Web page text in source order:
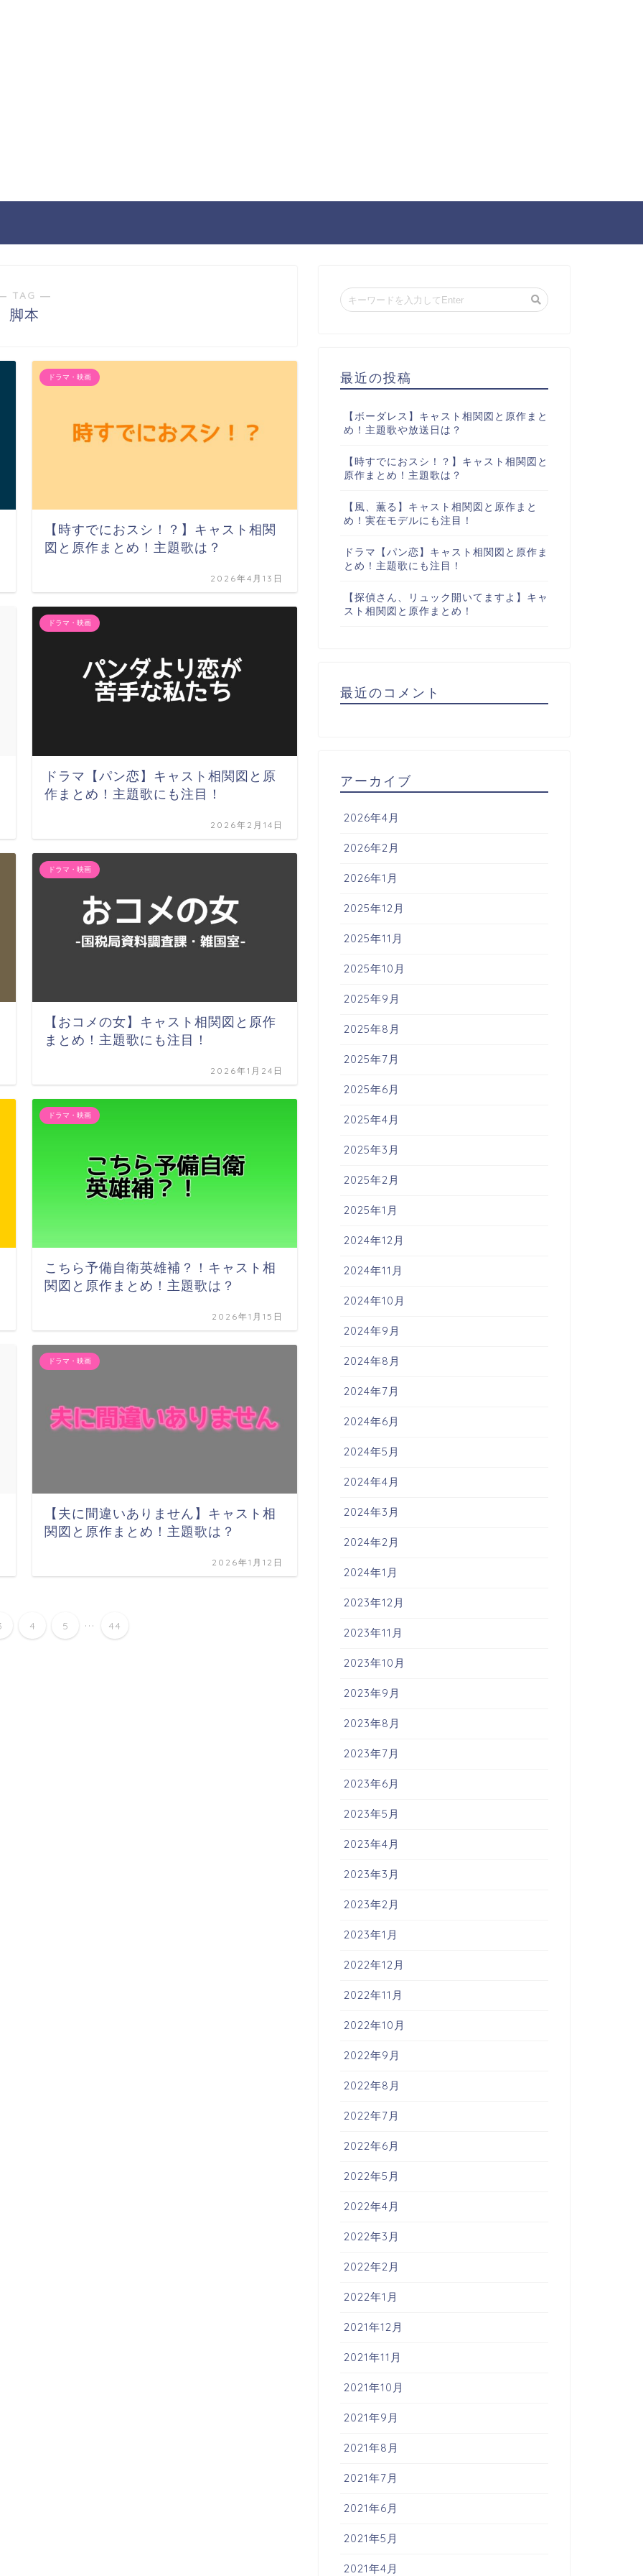
TAG ―
脚本
ドラマ・映画
【時すでにおスシ！？】キャスト相関
図と原作まとめ！主題歌は？
2026年4月13日
ドラマ・映画
ドラマ【パン恋】キャスト相関図と原
作まとめ！主題歌にも注目！
2026年2月14日
ドラマ・映画
【おコメの女】キャスト相関図と原作
まとめ！主題歌にも注目！
2026年1月24日
ドラマ・映画
こちら予備自衛英雄補？！キャスト相
関図と原作まとめ！主題歌は？
2026年1月15日
ドラマ・映画
【夫に間違いありません】キャスト相
関図と原作まとめ！主題歌は？
2026年1月12日
4 5 ... 44
最近の投稿
【ボーダレス】キャスト相関図と原作まと
め！主題歌や放送日は？
【時すでにおスシ！？】キャスト相関図と
原作まとめ！主題歌は？
【風、薫る】キャスト相関図と原作まと
め！実在モデルにも注目！
ドラマ【パン恋】キャスト相関図と原作ま
とめ！主題歌にも注目！
【探偵さん、リュック開いてますよ】キャ
スト相関図と原作まとめ！
最近のコメント
アーカイブ
2026年4月
2026年2月
2026年1月
2025年12月
2025年11月
2025年10月
2025年9月
2025年8月
2025年7月
2025年6月
2025年4月
2025年3月
2025年2月
2025年1月
2024年12月
2024年11月
2024年10月
2024年9月
2024年8月
2024年7月
2024年6月
2024年5月
2024年4月
2024年3月
2024年2月
2024年1月
2023年12月
2023年11月
2023年10月
2023年9月
2023年8月
2023年7月
2023年6月
2023年5月
2023年4月
2023年3月
2023年2月
2023年1月
2022年12月
2022年11月
2022年10月
2022年9月
2022年8月
2022年7月
2022年6月
2022年5月
2022年4月
2022年3月
2022年2月
2022年1月
2021年12月
2021年11月
2021年10月
2021年9月
2021年8月
2021年7月
2021年6月
2021年5月
2021年4月